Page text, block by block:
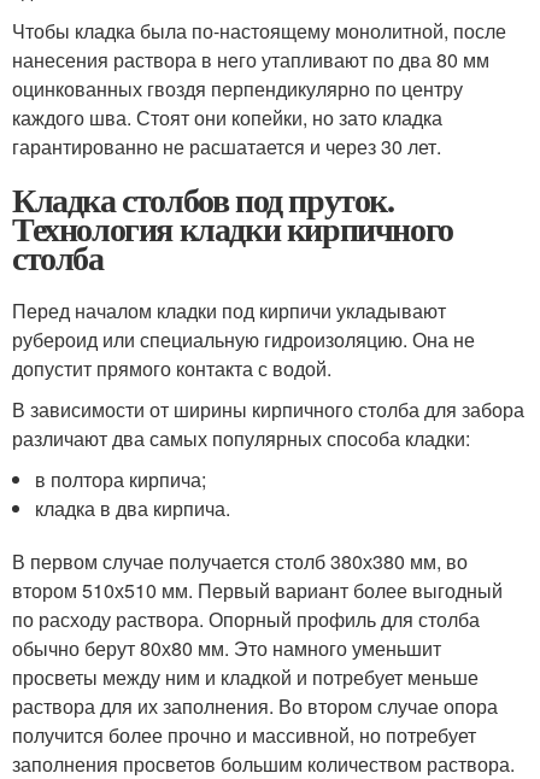
Чтобы кладка была по-настоящему монолитной, после
нанесения раствора в него утапливают по два 80 мм
оцинкованных гвоздя перпендикулярно по центру
каждого шва. Стоят они копейки, но зато кладка
гарантированно не расшатается и через 30 лет.
Кладка столбов под пруток.
Технология кладки кирпичного
столба
Перед началом кладки под кирпичи укладывают
рубероид или специальную гидроизоляцию. Она не
допустит прямого контакта с водой.
В зависимости от ширины кирпичного столба для забора
различают два самых популярных способа кладки:
в полтора кирпича;
кладка в два кирпича.
В первом случае получается столб 380х380 мм, во
втором 510х510 мм. Первый вариант более выгодный
по расходу раствора. Опорный профиль для столба
обычно берут 80х80 мм. Это намного уменьшит
просветы между ним и кладкой и потребует меньше
раствора для их заполнения. Во втором случае опора
получится более прочно и массивной, но потребует
заполнения просветов большим количеством раствора.